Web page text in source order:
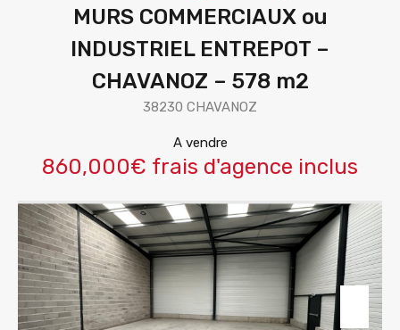
MURS COMMERCIAUX ou
INDUSTRIEL ENTREPOT –
CHAVANOZ – 578 m2
38230 CHAVANOZ
A vendre
860,000€ frais d'agence inclus